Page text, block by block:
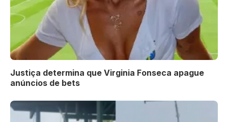
Justiça determina que Virginia Fonseca apague
anúncios de bets